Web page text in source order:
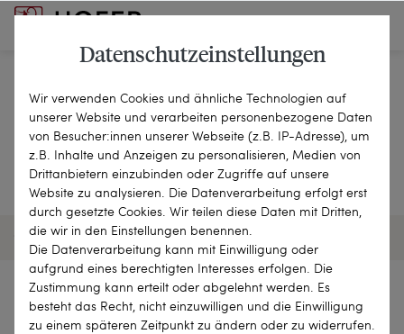
Suche nach „rosige zukunft“
92 TREFFER
92 OBJEKTE FILTER
Datenschutzeinstellungen
Wir verwenden Cookies und ähnliche Technologien auf
unserer Website und verarbeiten personenbezogene Daten
von Besucher:innen unserer Webseite (z.B. IP-Adresse), um
z.B. Inhalte und Anzeigen zu personalisieren, Medien von
Drittanbietern einzubinden oder Zugriffe auf unsere
Website zu analysieren. Die Datenverarbeitung erfolgt erst
durch gesetzte Cookies. Wir teilen diese Daten mit Dritten,
die wir in den Einstellungen benennen.
Die Datenverarbeitung kann mit Einwilligung oder
aufgrund eines berechtigten Interesses erfolgen. Die
Zustimmung kann erteilt oder abgelehnt werden. Es
besteht das Recht, nicht einzuwilligen und die Einwilligung
zu einem späteren Zeitpunkt zu ändern oder zu widerrufen.